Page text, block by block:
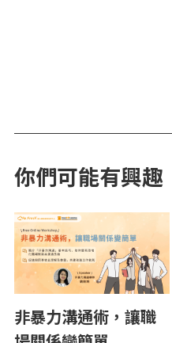
你們可能有興趣
非暴力溝通術，讓職